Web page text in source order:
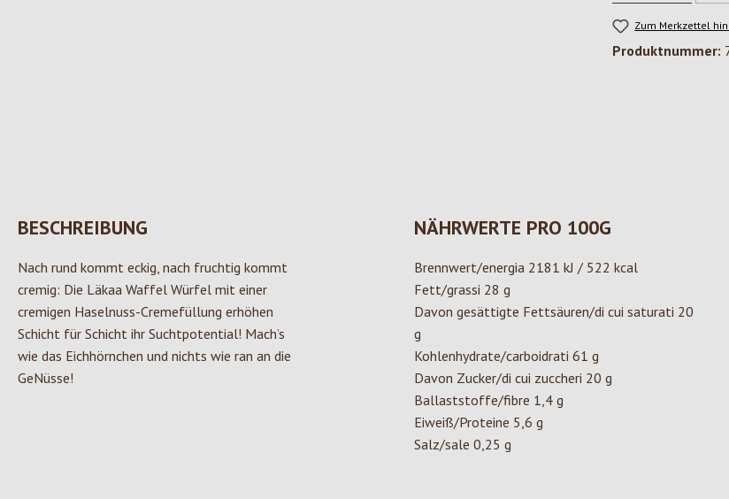
Zum Merkzettel
Produktnummer:
BESCHREIBUNG
Nach rund kommt eckig, nach fruchtig kommt
cremig: Die Läkaa Waffel Würfel mit einer
cremigen Haselnuss-Cremefüllung erhöhen
Schicht für Schicht ihr Suchtpotential! Mach’s
wie das Eichhörnchen und nichts wie ran an die
GeNüsse!
NÄHRWERTE PRO 100G
Brennwert/energia 2181 kJ / 522 kcal
Fett/grassi 28 g
Davon gesättigte Fettsäuren/di cui saturati 20
g
Kohlenhydrate/carboidrati 61 g
Davon Zucker/di cui zuccheri 20 g
Ballaststoffe/fibre 1,4 g
Eiweiß/Proteine 5,6 g
Salz/sale 0,25 g